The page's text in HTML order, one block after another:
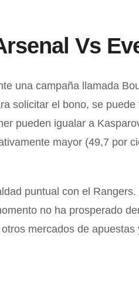
Vs
una campaña llamada
solicitar el bono, se
pueden igualar a
mayor (49,7 por
puntual con el
no ha prosperado
mercados de